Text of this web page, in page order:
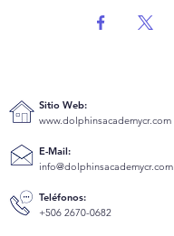
Sitio Web:
www.dolphinsacademycr.com
E-Mail:
info@dolphinsacademycr.com
Teléfonos:
+506 2670-0682